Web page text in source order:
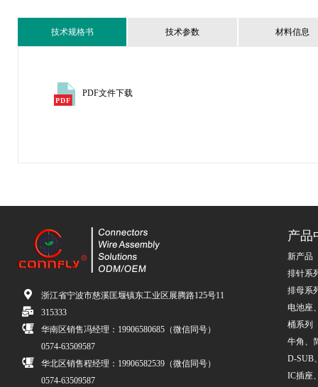
技术规格书 技术参数 材料信息
PDF文件下载
浙江省宁波市慈溪匡堰镇东工业区展腾路125号11
315333
华南区销售冯经理：19906580685（微信同号）
0574-63509587
华北区销售程经理：19906582539（微信同号）
0574-63509587
产品
新产品
排针系
排母系
电池座
桶系列
牛角、
D-SUB
IC插座